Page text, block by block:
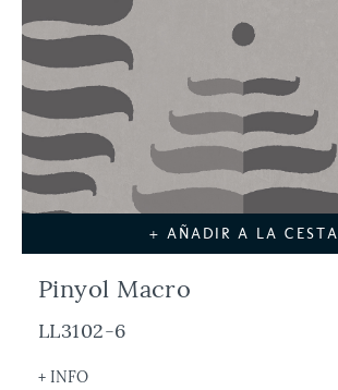
+ AÑADIR A LA CESTA
Pinyol Macro
LL3102-6
+ INFO